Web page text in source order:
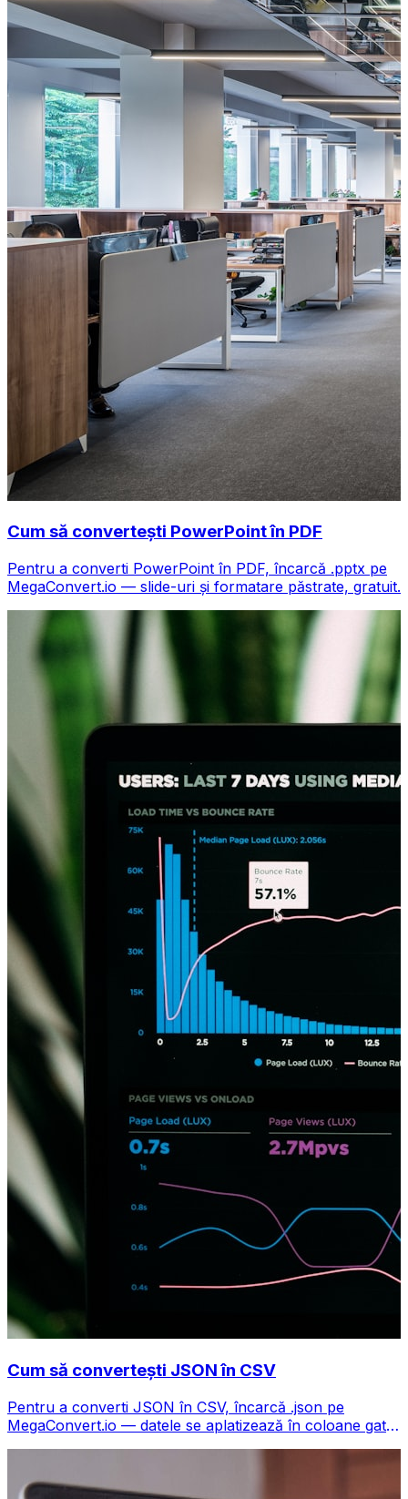
Cum să convertești PowerPoint în PDF
Pentru a converti PowerPoint în PDF, încarcă .pptx pe
MegaConvert.io — slide-uri și formatare păstrate, gratuit.
Cum să convertești JSON în CSV
Pentru a converti JSON în CSV, încarcă .json pe
MegaConvert.io — datele se aplatizează în coloane gata